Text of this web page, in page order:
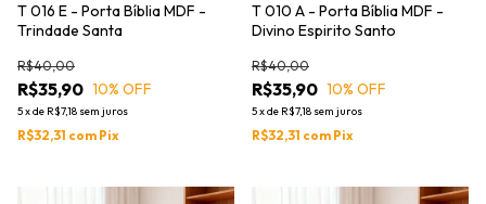
T 016 E - Porta Bíblia MDF -
Trindade Santa
R$35,90
R$40,00
10% OFF
5xde R$7,18 sem juros
R$32,31 com Pix
T 010 A - Porta Bíblia MDF -
Divino Espirito Santo
R$35,90
R$40,00
10% OFF
5xde R$7,18 sem juros
R$32,31 com Pix